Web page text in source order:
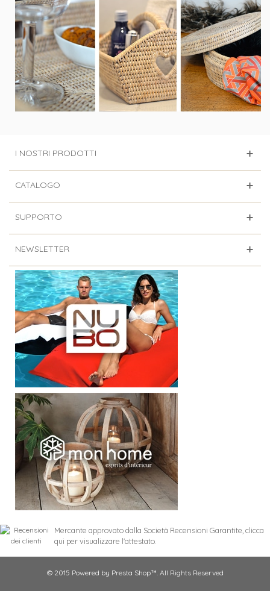
I NOSTRI PRODOTTI
CATALOGO
SUPPORTO
NEWSLETTER
Mercante approvato dalla Società Recensioni Garantite, clicca
qui per visualizzare l'attestato
© 2015 Powered by Presta Shop™. All Rights Reserved